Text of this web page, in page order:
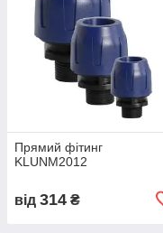
Прямий фітинг
KLUNM2012
від 314 ₴